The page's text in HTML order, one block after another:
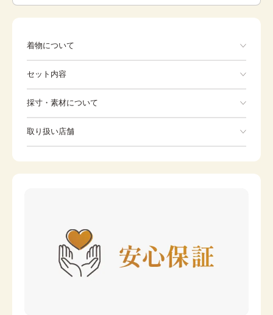
着物について
セット内容
※着付けに必要な一式をすべて含みます。
着物
足袋 肌着
帯揚げ 伊達襟
コーリンベルト 襟芯
採寸・素材について
身丈 157cm
取り扱い店舗